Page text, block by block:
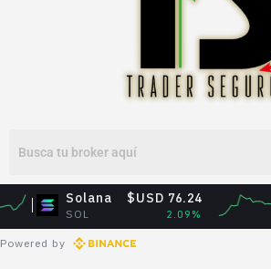
Solana
SOL
$USD 76.24
Powered by